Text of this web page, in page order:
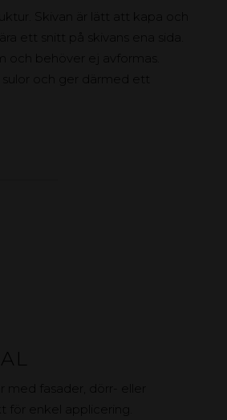
Skivan är lätt att kapa och
ett snitt på skivans ena sida.
och behöver ej avformas.
och ger därmed ett
fasader, dörr- eller
för enkel applicering.